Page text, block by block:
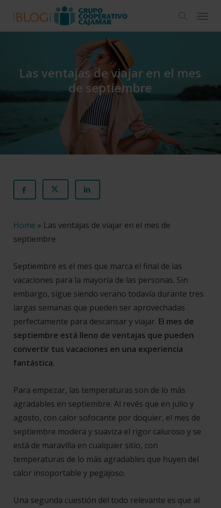
main
search
Menu
Las ventajas de viajar en el mes
de septiembre
Home » Las ventajas de viajar en el mes de
septiembre
Septiembre es el mes que marca el final de las
vacaciones para la mayoría de las personas. Sin
embargo, sigue siendo verano todavía durante tres
largas semanas que pueden ser aprovechadas
perfectamente para descansar y viajar. El mes de
septiembre está lleno de ventajas que pueden
convertir tus vacaciones en una experiencia
fantástica.
Para empezar, las temperaturas son de lo más
agradables en septiembre. Al revés que en julio y
agosto, con calor sofocante por doquier, el mes de
septiembre modera y suaviza el rigor caluroso y se
está de maravilla en cualquier sitio, con
temperaturas de lo más agradables que huyen del
calor insoportable y pegajoso.
Una segunda cuestión del todo relevante es que al